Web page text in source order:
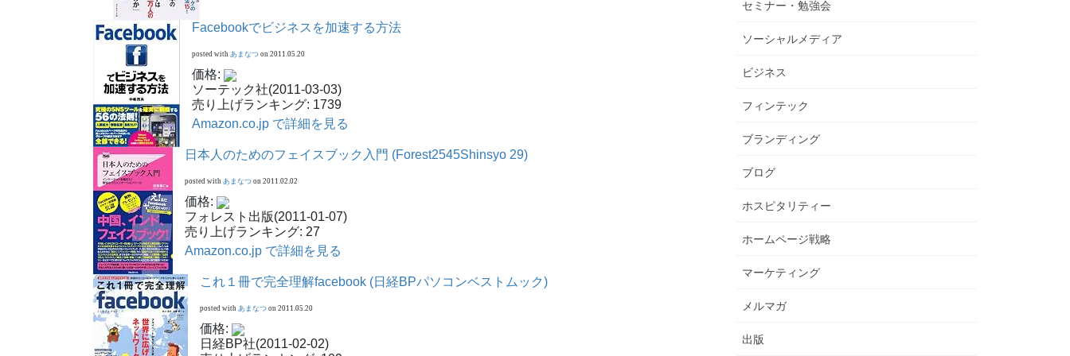
Facebookでビジネスを加速する方法
posted with あまなつ on 2011.05.20
価格:
ソーテック社(2011-03-03)
売り上げランキング: 1739
Amazon.co.jp で詳細を見る
日本人のためのフェイスブック入門 (Forest2545Shinsyo 29)
posted with あまなつ on 2011.02.02
価格:
フォレスト出版(2011-01-07)
売り上げランキング: 27
Amazon.co.jp で詳細を見る
これ１冊で完全理解facebook (日経BPパソコンベストムック)
posted with あまなつ on 2011.05.20
価格:
日経BP社(2011-02-02)
セミナー・勉強会
ソーシャルメディア
ビジネス
フィンテック
ブランディング
ブログ
ホスピタリティー
ホームページ戦略
マーケティング
メルマガ
出版